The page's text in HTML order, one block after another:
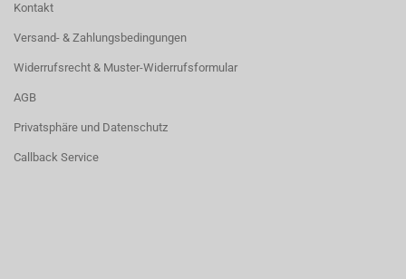
Kontakt
Versand- & Zahlungsbedingungen
Widerrufsrecht & Muster-Widerrufsformular
AGB
Privatsphäre und Datenschutz
Callback Service